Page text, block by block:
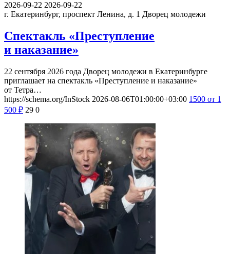
2026-09-22 2026-09-22
г. Екатеринбург, проспект Ленина, д. 1 Дворец молодежи
Спектакль «Преступление
и наказание»
22 сентября 2026 года Дворец молодежи в Екатеринбурге
приглашает на спектакль «Преступление и наказание»
от Тетра…
https://schema.org/InStock 2026-08-06T01:00:00+03:00 1500 от 1
500 ₽ 29 0